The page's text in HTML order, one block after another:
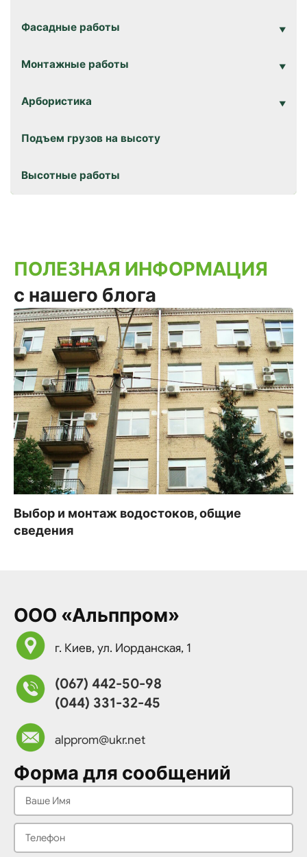
Фасадные работы
Монтажные работы
Арбористика
Подъем грузов на высоту
Высотные работы
ПОЛЕЗНАЯ ИНФОРМАЦИЯ
с нашего блога
Выбор и монтаж водостоков, общие
сведения
ООО «Альппром»
г. Киев, ул. Иорданская, 1
(067) 442-50-98
(044) 331-32-45
alpprom@ukr.net
Форма для сообщений